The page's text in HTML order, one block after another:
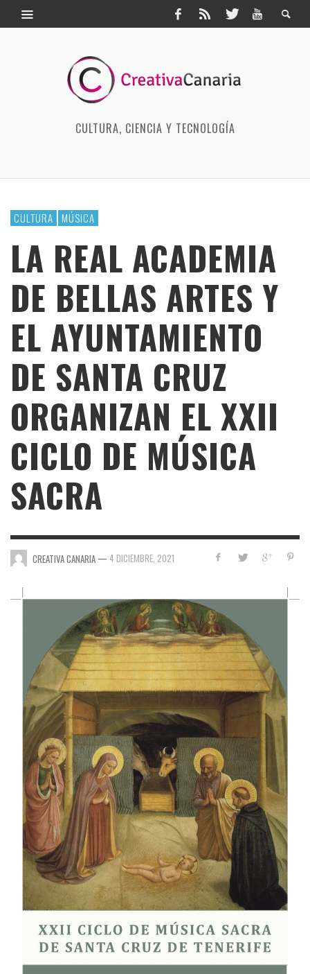
CULTURA, CIENCIA Y TECNOLOGÍA
CULTURA MÚSICA
LA REAL ACADEMIA
DE BELLAS ARTES Y
EL AYUNTAMIENTO
DE SANTA CRUZ
ORGANIZAN EL XXII
CICLO DE MÚSICA
SACRA
CREATIVA CANARIA — 4 DICIEMBRE, 2021